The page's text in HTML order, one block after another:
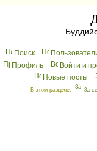
Поиск
Профиль
Войти и
Новые посты
В этом разделе: За